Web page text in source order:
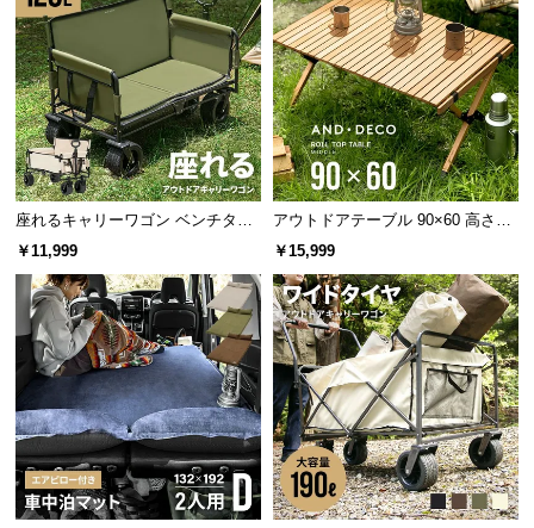
会
員
規
約
に
つ
い
ポ
ー
ト
座れるキャリーワゴン ベンチタイ
プ 大容量120L 耐荷重150kg
￥11,999
アウトドアテーブル 90×60 高さ44
cm
￥15,999